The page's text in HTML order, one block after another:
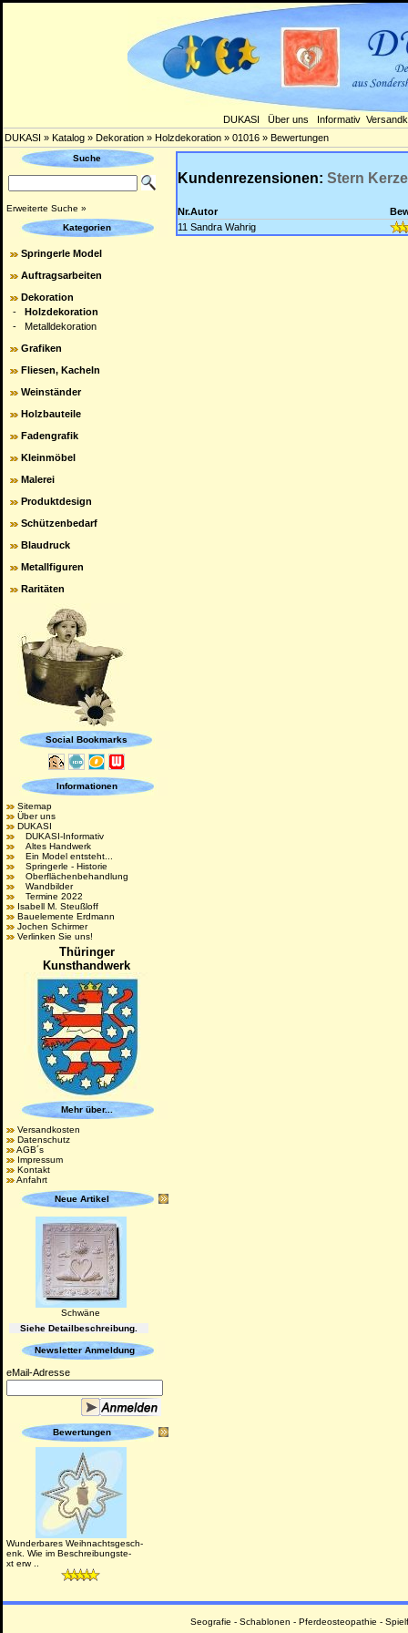
DUKASI Über uns Informativ
DUKASI » Katalog » Dekoration » Holzdekoration » 01016 » Bewertungen
Suche
Erweiterte Suche »
Kategorien
Springerle Model
Auftragsarbeiten
Dekoration
- Holzdekoration
- Metalldekoration
Grafiken
Fliesen, Kacheln
Weinständer
Holzbauteile
Fadengrafik
Kleinmöbel
Malerei
Produktdesign
Schützenbedarf
Blaudruck
Metallfiguren
Raritäten
Social Bookmarks
Informationen
Sitemap
Über uns
DUKASI
DUKASI-Informativ
Altes Handwerk
Ein Model entsteht...
Springerle - Historie
Oberflächenbehandlung
Wandbilder
Termine 2022
Isabell M. Steußloff
Bauelemente Erdmann
Jochen Schirmer
Verlinken Sie uns!
Thüringer
Kunsthandwerk
Mehr über...
Versandkosten
Datenschutz
AGB´s
Impressum
Kontakt
Anfahrt
Neue Artikel
Schwäne
Siehe Detailbeschreibung.
Newsletter Anmeldung
eMail-Adresse
Bewertungen
Wunderbares Weihnachtsgesch-
enk. Wie im Beschreibungste-
xt erw ..
Kundenrezensionen: Stern Kerze
Nr.Autor
11 Sandra Wahrig
Seografie - Schablonen - Pferdeosteopathie -